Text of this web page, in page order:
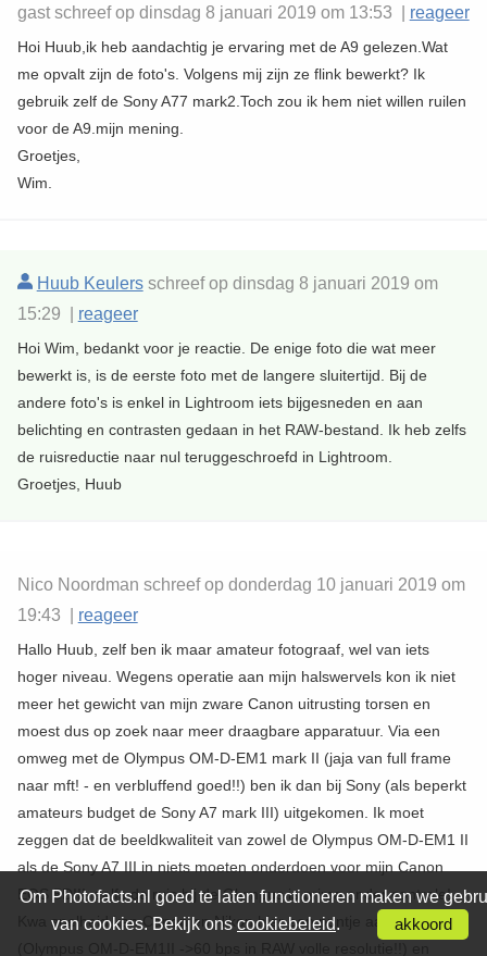
gast schreef op dinsdag 8 januari 2019 om 13:53 | reageer
Hoi Huub,ik heb aandachtig je ervaring met de A9 gelezen.Wat
me opvalt zijn de foto's. Volgens mij zijn ze flink bewerkt? Ik
gebruik zelf de Sony A77 mark2.Toch zou ik hem niet willen ruilen
voor de A9.mijn mening.
Groetjes,
Wim.
Huub Keulersschreef op dinsdag 8 januari 2019 om
15:29 | reageer
Hoi Wim, bedankt voor je reactie. De enige foto die wat meer
bewerkt is, is de eerste foto met de langere sluitertijd. Bij de
andere foto's is enkel in Lightroom iets bijgesneden en aan
belichting en contrasten gedaan in het RAW-bestand. Ik heb zelfs
de ruisreductie naar nul teruggeschroefd in Lightroom.
Groetjes, Huub
Nico Noordman schreef op donderdag 10 januari 2019 om
19:43 | reageer
Hallo Huub, zelf ben ik maar amateur fotograaf, wel van iets
hoger niveau. Wegens operatie aan mijn halswervels kon ik niet
meer het gewicht van mijn zware Canon uitrusting torsen en
moest dus op zoek naar meer draagbare apparatuur. Via een
omweg met de Olympus OM-D-EM1 mark II (jaja van full frame
naar mft! - en verbluffend goed!!) ben ik dan bij Sony (als beperkt
amateurs budget de Sony A7 mark III) uitgekomen. Ik moet
zeggen dat de beeldkwaliteit van zowel de Olympus OM-D-EM1 II
als de Sony A7 III in niets moeten onderdoen voor mijn Canon
EOS 5DIII, zelfs de ruis bij de Olympus is prima onder controle!.
Kwa snelheid kan Canon en Nikon hier een puntje aan zuigen
Om Photofacts.nl goed te laten functioneren maken we
van cookies. Bekijk ons cookiebeleid. akkoord